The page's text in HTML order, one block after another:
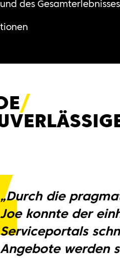
des Gesamterlebnisses
E
„Durch die
Joe konnte der
Serviceportals
Angebote werden